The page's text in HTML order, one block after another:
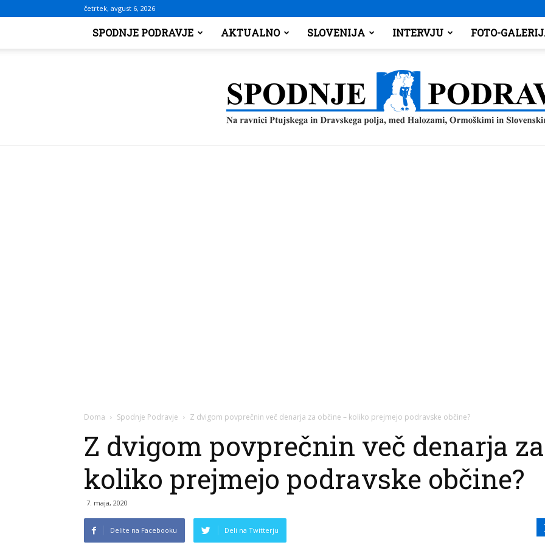
četrtek, avgust 6, 2026
SPODNJE PODRAVJE AKTUALNO SLOVENIJA INTERVJU FOTO-
Doma Spodnje Podravje Z dvigom povprečnin več denarja za občine – koliko prejmejo podravske občine?
Z dvigom povprečnin več denarja
koliko prejmejo podravske občine?
7. maja, 2020
Delite na Facebooku Deli na Twitterju